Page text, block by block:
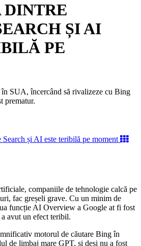
DINTRE
ȘI AI
PE
SUA, încercând să rivalizeze cu Bing
prematur.
companiile de tehnologie calcă pe
fac greșeli grave. Cu un minim de
funcție AI Overview a Google at fi fost
avut un efect teribil.
motorul de căutare Bing în
de limbaj mare GPT, și deși nu a fost